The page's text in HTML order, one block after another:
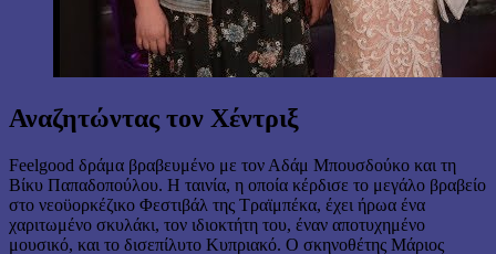
Αναζητώντας τον Χέντριξ
Feelgood δράμα βραβευμένο με τον Αδάμ Μπουσδούκο και τη
Βίκυ Παπαδοπούλου. Η ταινία, η οποία κέρδισε το μεγάλο βραβείο
στο νεοϋορκέζικο Φεστιβάλ της Τραϊμπέκα, έχει ήρωα ένα
χαριτωμένο σκυλάκι, τον ιδιοκτήτη του, έναν αποτυχημένο
μουσικό, και το δισεπίλυτο Κυπριακό. Ο σκηνοθέτης Μάριος